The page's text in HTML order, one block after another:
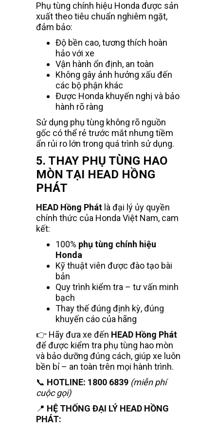
Phụ tùng chính hiệu Honda được sản
xuất theo tiêu chuẩn nghiêm ngặt,
đảm bảo:
Độ bền cao, tương thích hoàn
hảo với xe
Vận hành ổn định, an toàn
Không gây ảnh hưởng xấu đến
các bộ phận khác
Được Honda khuyến nghị và bảo
hành rõ ràng
Sử dụng phụ tùng không rõ nguồn
gốc có thể rẻ trước mắt nhưng tiềm
ẩn rủi ro lớn trong quá trình sử dụng.
5. THAY PHỤ TÙNG HAO
MÒN TẠI HEAD HỒNG
PHÁT
HEAD Hồng Phát là đại lý ủy quyền
chính thức của Honda Việt Nam, cam
kết:
100% phụ tùng chính hiệu
Honda
Kỹ thuật viên được đào tạo bài
bản
Quy trình kiểm tra – tư vấn minh
bạch
Thay thế đúng định kỳ, đúng
khuyến cáo của hãng
👉 Hãy đưa xe đến HEAD Hồng Phát
để được kiểm tra phụ tùng hao mòn
và bảo dưỡng đúng cách, giúp xe luôn
bền bỉ – an toàn trên mọi hành trình.
📞 HOTLINE: 1800 6839 (miễn phí
cuộc gọi)
📍 HỆ THỐNG ĐẠI LÝ HEAD HỒNG
PHÁT: